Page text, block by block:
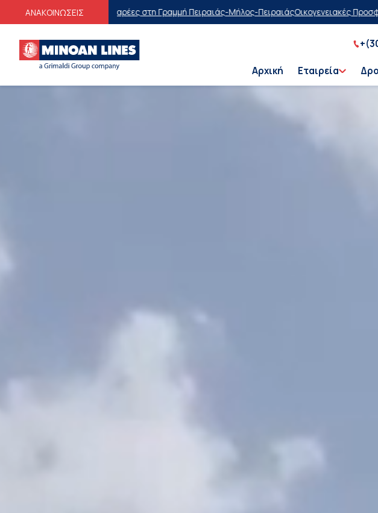
ΑΝΑΚΟΙΝΩΣΕΙΣ
στη Γραμμή Πειραιάς-Μήλος-ΠειραιάςΟικογενειακές ΠροσφορέςΕκπτώσεις στα ημερήσια
Αρχική Εταιρεία